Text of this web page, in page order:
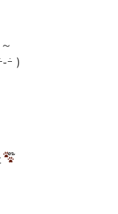
ｰ́ )